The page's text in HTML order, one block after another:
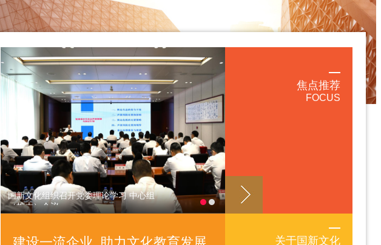
国新文化组织召开党委理论学习 中心组
（扩大）会议
焦点推荐
FOCUS
关于国新文化